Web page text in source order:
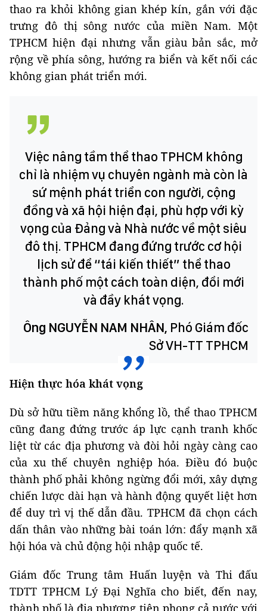
thao ra khỏi không gian khép kín, gắn với đặc
trưng đô thị sông nước của miền Nam. Một
TPHCM hiện đại nhưng vẫn giàu bản sắc, mở
rộng về phía sông, hướng ra biển và kết nối các
không gian phát triển mới.
Việc nâng tầm thể thao TPHCM không
chỉ là nhiệm vụ chuyên ngành mà còn là
sứ mệnh phát triển con người, cộng
đồng và xã hội hiện đại, phù hợp với kỳ
vọng của Đảng và Nhà nước về một siêu
đô thị. TPHCM đang đứng trước cơ hội
lịch sử để “tái kiến thiết” thể thao
thành phố một cách toàn diện, đổi mới
và đầy khát vọng.
Ông NGUYỄN NAM NHÂN, Phó Giám đốc
Sở VH-TT TPHCM
Hiện thực hóa khát vọng
Dù sở hữu tiềm năng khổng lồ, thể thao TPHCM
cũng đang đứng trước áp lực cạnh tranh khốc
liệt từ các địa phương và đòi hỏi ngày càng cao
của xu thế chuyên nghiệp hóa. Điều đó buộc
thành phố phải không ngừng đổi mới, xây dựng
chiến lược dài hạn và hành động quyết liệt hơn
để duy trì vị thế dẫn đầu. TPHCM đã chọn cách
dấn thân vào những bài toán lớn: đẩy mạnh xã
hội hóa và chủ động hội nhập quốc tế.
Giám đốc Trung tâm Huấn luyện và Thi đấu
TDTT TPHCM Lý Đại Nghĩa cho biết, đến nay,
thành phố là địa phương tiên phong cả nước với